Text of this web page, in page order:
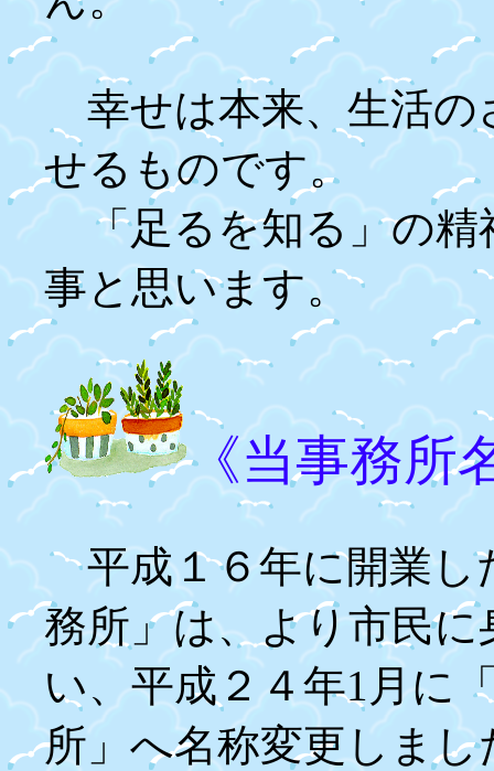
幸せは本来、生活の
せるものです。
「足るを知る」の精
事と思います。
《当事務所
平成１６年に開業し
務所」は、より市民
い、平成２４年1月に
所」へ名称変更しまし